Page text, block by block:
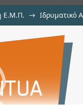
Ε.Μ.Π. → Ιδρυματικό
με